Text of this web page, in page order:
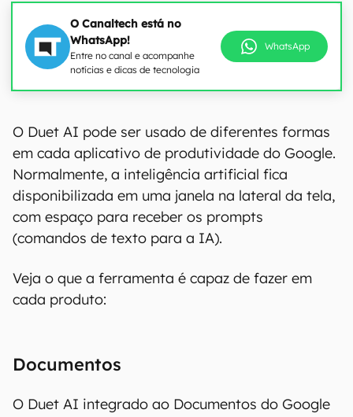
O Canaltech está no
WhatsApp!
Entre no canal e acompanhe
notícias e dicas de tecnologia
WhatsApp
O Duet AI pode ser usado de diferentes formas
em cada aplicativo de produtividade do Google.
Normalmente, a inteligência artificial fica
disponibilizada em uma janela na lateral da tela,
com espaço para receber os prompts
(comandos de texto para a IA).
Veja o que a ferramenta é capaz de fazer em
cada produto:
Documentos
O Duet AI integrado ao Documentos do Google